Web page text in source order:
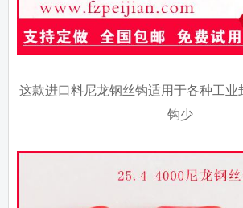
这款进口料尼龙钢丝钩适用于各种工业
钩少